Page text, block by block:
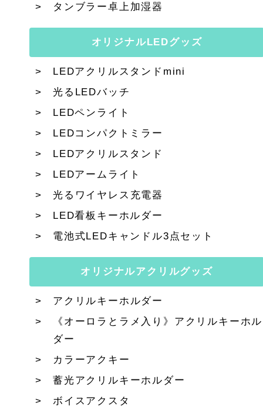
タンブラー卓上加湿器
オリジナルLEDグッズ
LEDアクリルスタンドmini
光るLEDバッチ
LEDペンライト
LEDコンパクトミラー
LEDアクリルスタンド
LEDアームライト
光るワイヤレス充電器
LED看板キーホルダー
電池式LEDキャンドル3点セット
オリジナルアクリルグッズ
アクリルキーホルダー
《オーロラとラメ入り》アクリルキーホル
ダー
カラーアクキー
蓄光アクリルキーホルダー
ボイスアクスタ